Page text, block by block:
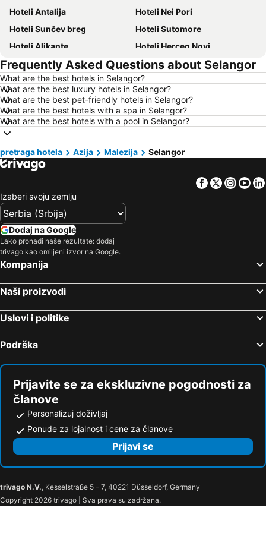
Hoteli Antalija
Hoteli Nei Pori
Hoteli Sunčev breg
Hoteli Sutomore
Hoteli Alikante
Hoteli Herceg Novi
Hoteli Bečići
Hoteli Algero
Hoteli Petrovac
Hoteli Prag
Hoteli Ohrid
Hoteli Ljoret de Mar
Hoteli Atina
Hoteli Solun
Hoteli Nica
Hoteli Hrvatsko primorje
Hoteli Srbija
Hoteli Malta
Hoteli Ostrvo Zakintos
Hoteli Krf
Hoteli Italija
Hoteli Španija
Hoteli Čios
Hoteli Turska
Hoteli Zadarska županija
Hoteli Ostrvo Paxos
Frequently Asked Questions about Selangor
What are the best hotels in Selangor?
What are the best luxury hotels in Selangor?
What are the best pet-friendly hotels in Selangor?
What are the best hotels with a spa in Selangor?
What are the best hotels with a pool in Selangor?
pretraga hotela Azija Malezija Selangor
Facebook
Twitter
Izaberi svoju zemlju
Dodaj na Google
Lako pronađi naše rezultate: dodaj
trivago kao omiljeni izvor na Google.
Kompanija
Naši proizvodi
Uslovi i politike
Podrška
Prijavite se za ekskluzivne pogodnosti za
članove
Personalizuj doživljaj
Ponude za lojalnost i cene za članove
Prijavi se
trivago N.V., Kesselstraße 5 – 7, 40221 Düsseldorf, Germany
Copyright 2026 trivago | Sva prava su zadržana.